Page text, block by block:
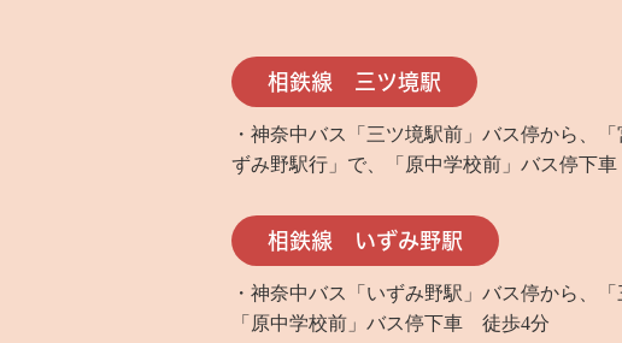
相鉄線 三ツ境駅
・神奈中バス「三ツ境駅前」バス停から、
ずみ野駅行」で、「原中学校前」バス停下
相鉄線 いずみ野駅
・神奈中バス「いずみ野駅」バス停から、「
「原中学校前」バス停下車 徒歩4分